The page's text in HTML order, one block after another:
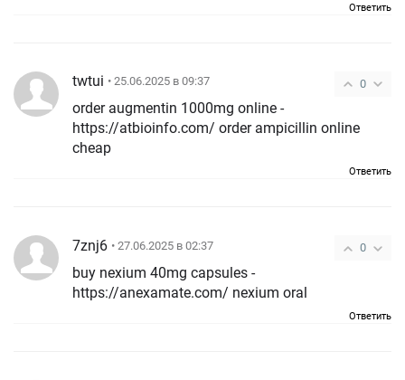
Ответить
0
twtui • 25.06.2025 в 09:37
order augmentin 1000mg online -
https://atbioinfo.com/ order ampicillin online
cheap
Ответить
0
7znj6 • 27.06.2025 в 02:37
buy nexium 40mg capsules -
https://anexamate.com/ nexium oral
Ответить